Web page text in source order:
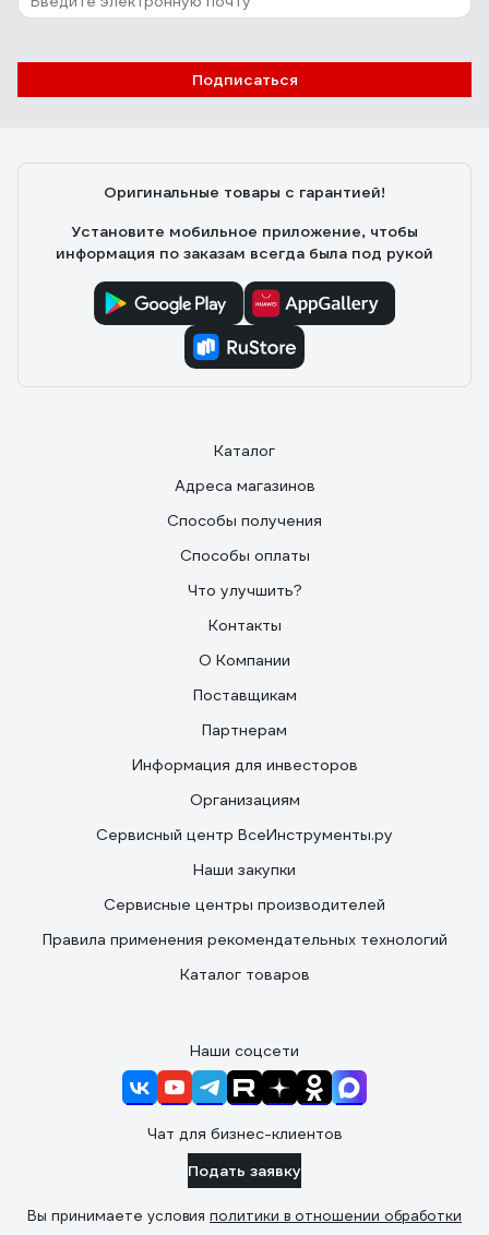
Подписаться
Оригинальные товары с гарантией!
Установите мобильное приложение, чтобы
информация по заказам всегда была под рукой
Каталог
Адреса магазинов
Способы получения
Способы оплаты
Что улучшить?
Контакты
О Компании
Поставщикам
Партнерам
Информация для инвесторов
Организациям
Сервисный центр ВсеИнструменты.ру
Наши закупки
Сервисные центры производителей
Правила применения рекомендательных технологий
Каталог товаров
Наши соцсети
Чат для бизнес-клиентов
Подать заявку
Вы принимаете условия политики в отношении обработки